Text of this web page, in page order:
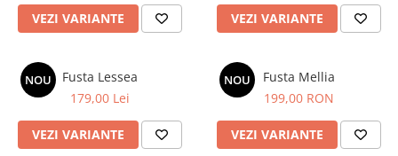
Tricouri
Fuste
VEZI VARIANTE VEZI VARIANTE
NOU
Fusta Lessea
179,00 Lei
VEZI VARIANTE
NOU
Fusta Mellia
199,00 RON
VEZI VARIANTE